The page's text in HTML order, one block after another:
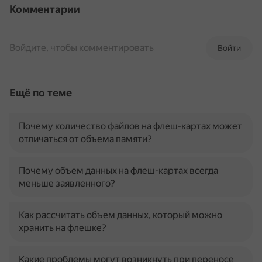
Комментарии
Войти
Войдите, чтобы комментировать
Ещё по теме
Почему количество файлов на флеш-картах может
отличаться от объема памяти?
Почему объем данных на флеш-картах всегда
меньше заявленного?
Как рассчитать объем данных, который можно
хранить на флешке?
Какие проблемы могут возникнуть при переносе